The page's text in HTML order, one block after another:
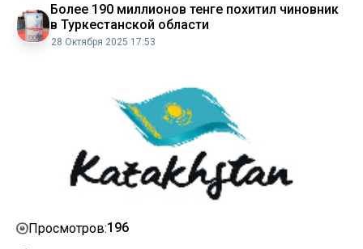
Более 190 миллионов тенге похитил чиновник
в Туркестанской области
28 Октября 2025 17:53
Просмотров:196